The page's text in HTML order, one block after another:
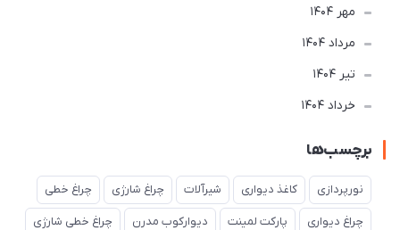
مهر 1404
مرداد 1404
تير 1404
خرداد 1404
برچسب‌ها
نورپردازی کاغذ دیواری شیرآلات چراغ شارژی چراغ خطی
چراغ دیواری پارکت لمینت دیوارکوب مدرن چراغ خطی شارژی